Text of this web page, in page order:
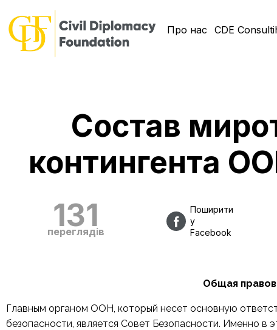
Про нас CDE
Состав
контингента
131
переглядів
Поширити
у
Facebook
Общая
Главным органом ООН, который несет основную
безопасности, является Совет Безопасности. Именно в